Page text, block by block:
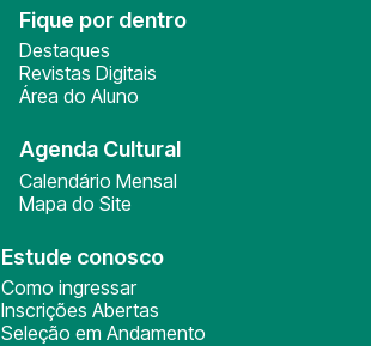
Fique por dentro
Destaques
Revistas Digitais
Área do Aluno
Agenda Cultural
Calendário Mensal
Mapa do Site
Estude conosco
Como ingressar
Inscrições Abertas
Seleção em Andamento